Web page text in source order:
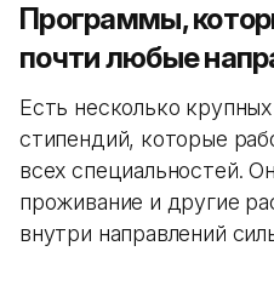
Программы,
почти любые
Есть несколько
стипендий, которые
всех специальностей.
проживание и другие
внутри направлений